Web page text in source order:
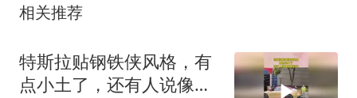
相关推荐
特斯拉贴钢铁侠风格，有
点小土了，还有人说像东